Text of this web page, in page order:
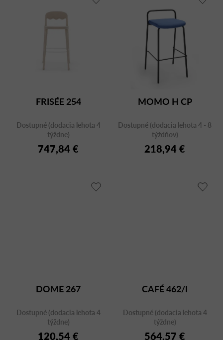
FRISÉE 254
Dostupné (dodacia lehota 4
týždne)
747,84 €
MOMO H CP
Dostupné (dodacia lehota 4 - 8
týždňov)
218,94 €
DOME 267
Dostupné (dodacia lehota 4
týždne)
120,54 €
CAFÉ 462/I
Dostupné (dodacia lehota 4
týždne)
564,57 €